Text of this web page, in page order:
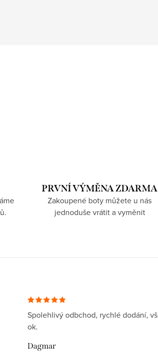
PRVNÍ VÝMĚNA ZDARMA
Zakoupené boty můžete u nás
jednoduše vrátit a vyměnit
Spolehlivý odbchod, rychlé dodání,
ok.
Dagmar